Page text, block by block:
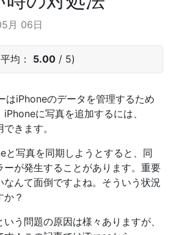
月 06日
均： 5.00 / 5)
はiPhoneのデータを管理するため
に写真を追加するには、
きます。
と写真を同期しようとすると、同
ーが発生することがあります。重要
なんて面倒ですよね。そういう状況
か？
う問題の原因は様々ありますが、